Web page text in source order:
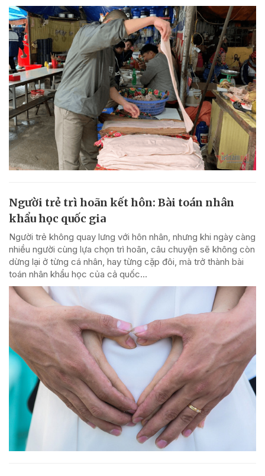
Người trẻ trì hoãn kết hôn: Bài toán nhân
khẩu học quốc gia
Người trẻ không quay lưng với hôn nhân, nhưng khi ngày càng
nhiều người cùng lựa chọn trì hoãn, câu chuyện sẽ không còn
dừng lại ở từng cá nhân, hay từng cặp đôi, mà trở thành bài
toán nhân khẩu học của cả quốc...